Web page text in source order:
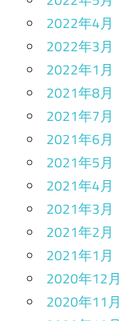
2022年4月
2022年3月
2022年1月
2021年8月
2021年7月
2021年6月
2021年5月
2021年4月
2021年3月
2021年2月
2021年1月
2020年12月
2020年11月